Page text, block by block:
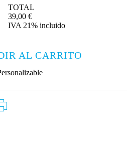
TOTAL
39,00 €
IVA 21% incluido
AL CARRITO